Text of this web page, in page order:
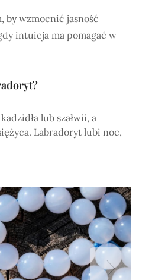
by wzmocnić jasność
intuicja ma pomagać w
lub szałwii, a
Labradoryt lubi noc,